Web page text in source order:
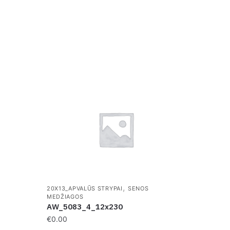
20X13_APVALŪS STRYPAI ,SENOS
MEDŽIAGOS
AW_5083_4_12x230
€0.00